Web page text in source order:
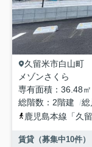
久留米市白山町
メゾンさくら
専有面積
36.48
総階数
2階建 総
鹿児島本線 「久
賃貸（募集中10件）